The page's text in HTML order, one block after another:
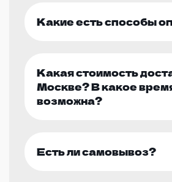
Какие есть способы
Какая стоимость
Москве? В какое
возможна?
Есть ли самовывоз?